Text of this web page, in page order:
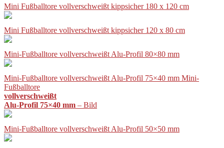
Mini Fußballtore vollverschweißt kippsicher 180 x 120 cm
Mini Fußballtore vollverschweißt kippsicher 120 x 80 cm
Mini-Fußballtore vollverschweißt Alu-Profil 80×80 mm
Mini-Fußballtore vollverschweißt Alu-Profil 75×40 mm Mini-
Fußballtore
vollverschweißt
Alu-Profil 75×40 mm – Bild
Mini-Fußballtore vollverschweißt Alu-Profil 50×50 mm